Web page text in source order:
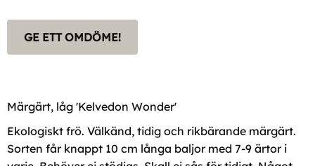
GE ETT OMDÖME!
Märgärt, låg 'Kelvedon Wonder'
Ekologiskt frö. Välkänd, tidig och rikbärande märgärt.
Sorten får knappt 10 cm långa baljor med 7-9 ärtor i